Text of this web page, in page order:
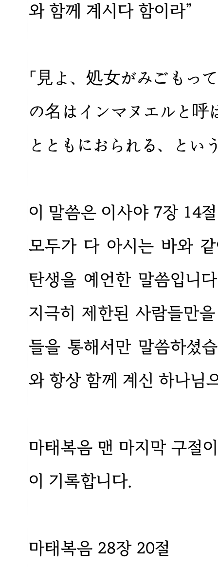
와 함께 계시다 함이라”
「見よ、処女がみごもっ
の名はインマヌエルと呼
とともにおられる、とい
이 말씀은 이사야 7장 14
모두가 다 아시는 바와
탄생을 예언한 말씀입니
지극히 제한된 사람들만
들을 통해서만 말씀하셨
와 항상 함께 계신 하나님
마태복음 맨 마지막 구절
이 기록합니다.
마태복음 28장 20절